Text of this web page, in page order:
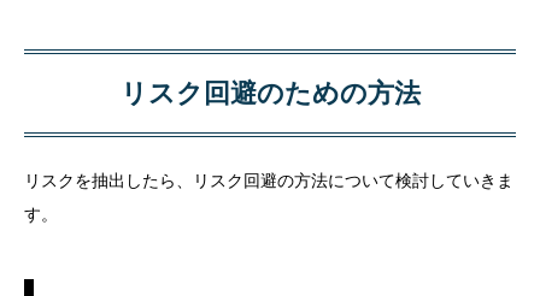
リスク回避のための方法
リスクを抽出したら、リスク回避の方法について検討していきま
す。